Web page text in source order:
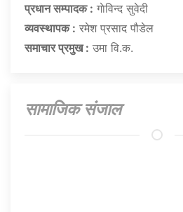
प्रधान सम्पादक : गाेविन्द सुवेदी
व्यवस्थापक : रमेश प्रसाद पौडेल
समाचार प्रमुख : उमा वि.क.
सामाजिक संजाल